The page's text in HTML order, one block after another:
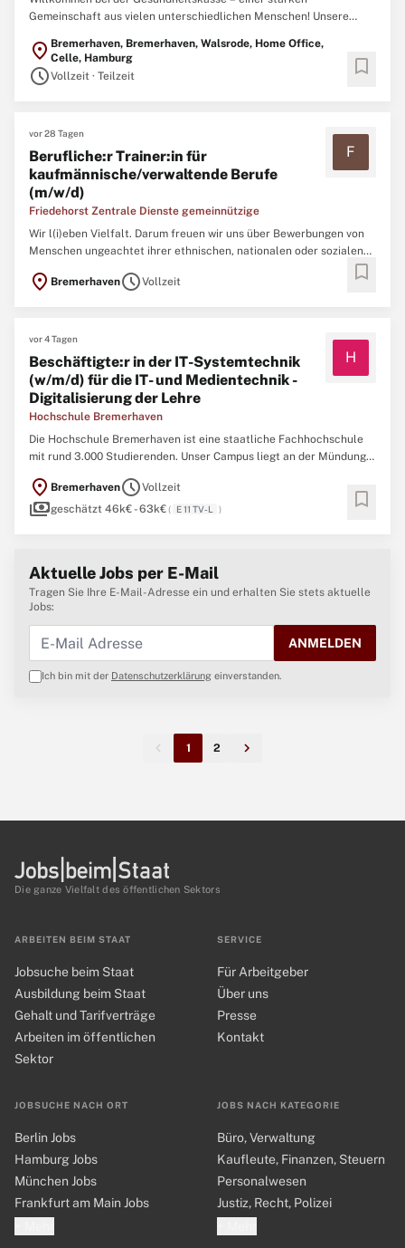
Gemeinschaft aus vielen unterschiedlichen Menschen! Unsere
Versicherten gesund bleiben und werden. Dabei entwickeln wir uns
persönlich immer weiter und unterstützen uns gegenseitig auf ...
location_on Bremerhaven, Bremerhaven, Walsrode, Home Office,
Celle, Hamburg
scheduleVollzeit · Teilzeit bookmark
vor 28 Tagen
Berufliche:r Trainer:in für
kaufmännische/verwaltende Berufe
(m/w/d)
Friedehorst Zentrale Dienste gemeinnützige
F
Wir l(i)eben Vielfalt. Darum freuen wir uns über Bewerbungen von
Menschen ungeachtet ihrer ethnischen, nationalen oder sozialen
Herkunft, ihrer Religion, des Geschlechts, einer Behinderung, des
Alters oder ihrer sexuellen Identität. ...
location_on BremerhavenscheduleVollzeit bookmark
vor 4 Tagen
Beschäftigte:r in der IT-Systemtechnik
(w/m/d) für die IT- und Medientechnik -
Digitalisierung der Lehre
Hochschule Bremerhaven
H
Die Hochschule Bremerhaven ist eine staatliche Fachhochschule
mit rund 3.000 Studierenden. Unser Campus liegt an der Mündung
Studienangebot mit 17 Bachelor- und 8 Masterstudiengänge der
Bereiche Technologie, Management- und Informationssysteme ...
location_on BremerhavenscheduleVollzeit
paymentsgeschätzt 46k€ - 63k€( E 11 TV-L ) bookmark
Aktuelle Jobs per E-Mail
Tragen Sie Ihre E-Mail-Adresse ein und erhalten Sie stets aktuelle
Jobs:
ANMELDEN
Ich bin mit der Datenschutzerklärung einverstanden.
1 2
Die ganze Vielfalt des öffentlichen Sektors
ARBEITEN BEIM STAAT
Jobsuche beim Staat
Ausbildung beim Staat
Gehalt und Tarifverträge
Arbeiten im öffentlichen
Sektor
JOBSUCHE NACH ORT
Berlin Jobs
Hamburg Jobs
München Jobs
Frankfurt am Main Jobs
JOBS NACH KATEGORIE
Büro, Verwaltung
Kaufleute, Finanzen, Steuern
Personalwesen
Justiz, Recht, Polizei
SERVICE
Für Arbeitgeber
Über uns
Presse
Kontakt